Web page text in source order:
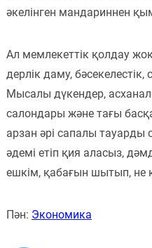
әкелінген мандариннен
Ал мемлекеттік қолдау
дерлік даму,
Мысалы дүкендер,
салондары және тағы
арзан әрі сапалы
әдемі етіп қия аласыз,
ешкім, қабағын шытып, не
Пән: Экономика